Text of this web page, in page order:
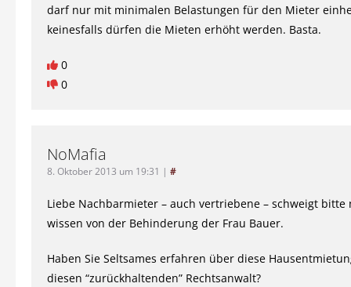
darf nur mit minimalen Belastungen für den Mieter
keinesfalls dürfen die Mieten erhöht werden. Basta.
0
0
NoMafia
8. Oktober 2013 um 19:31 | #
Liebe Nachbarmieter – auch vertriebene – schweigt bitte
wissen von der Behinderung der Frau Bauer.
Haben Sie Seltsames erfahren über diese
diesen “zurückhaltenden” Rechtsanwalt?